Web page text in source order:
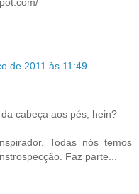
de 2011 às 11:49
cabeça aos pés, hein?
Todas nós temos
Faz parte...